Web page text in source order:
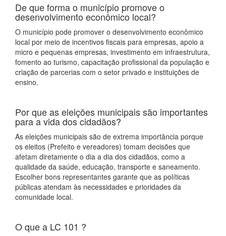
De que forma o município promove o
desenvolvimento econômico local?
O município pode promover o desenvolvimento econômico
local por meio de incentivos fiscais para empresas, apoio a
micro e pequenas empresas, investimento em infraestrutura,
fomento ao turismo, capacitação profissional da população e
criação de parcerias com o setor privado e instituições de
ensino.
Por que as eleições municipais são importantes
para a vida dos cidadãos?
As eleições municipais são de extrema importância porque
os eleitos (Prefeito e vereadores) tomam decisões que
afetam diretamente o dia a dia dos cidadãos, como a
qualidade da saúde, educação, transporte e saneamento.
Escolher bons representantes garante que as políticas
públicas atendam às necessidades e prioridades da
comunidade local.
O que a LC 101 ?